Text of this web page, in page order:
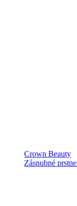
Crown Beauty
Zásnubné